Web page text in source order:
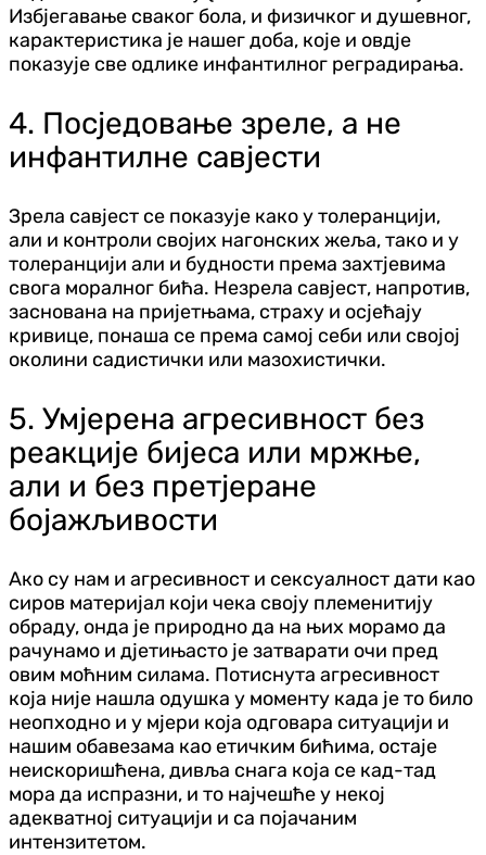
Избјегавање сваког бола, и физичког и душевног,
карактеристика је нашег доба, које и овдје
показује све одлике инфантилног реградирања.
4. Посједовање зреле, а не
инфантилне савјести
Зрела савјест се показује како у толеранцији,
али и контроли својих нагонских жеља, тако и у
толеранцији али и будности према захтјевима
свога моралног бића. Незрела савјест, напротив,
заснована на пријетњама, страху и осјећају
кривице, понаша се према самој себи или својој
околини садистички или мазохистички.
5. Умјерена агресивност без
реакције бијеса или мржње,
али и без претјеране
бојажљивости
Ако су нам и агресивност и сексуалност дати као
сиров материјал који чека своју племенитију
обраду, онда је природно да на њих морамо да
рачунамо и дјетињасто је затварати очи пред
овим моћним силама. Потиснута агресивност
која није нашла одушка у моменту када је то било
неопходно и у мјери која одговара ситуацији и
нашим обавезама као етичким бићима, остаје
неискоришћена, дивља снага која се кад-тад
мора да испразни, и то најчешће у некој
адекватној ситуацији и са појачаним
интензитетом.